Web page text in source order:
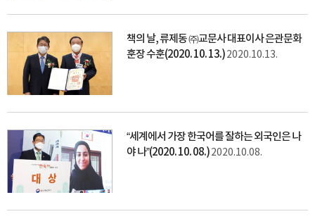
책의 날, 류제동 ㈜교문사 대표이사 은관문화
훈장 수훈(2020. 10. 13.)2020.10.13.
“세계에서 가장 한국어를 잘하는 외국인은 나
야 나”(2020. 10. 08.)2020.10.08.